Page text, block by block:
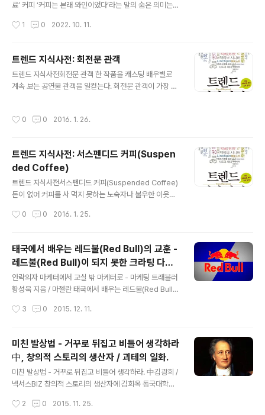
감을 느껴 간장게장을 못먹게 되었다는 사람들이 종종 있
이 꽤 된다. 하지만, 아래에 있는 안도현 시인의 칼럼에 따
료’ 커피 ‘커피는 본래 와인이었다’라는 말의 숨은 의미는?
쉬이 흥분하게 되고 잠들기 어려워진다. 식욕도 사라진다.
세계로 전파시키는 데 크게 기여한 이들이 바로 수피교 수
도사다. 그들은 커피를 마시면 몸에 해롭다는 사실을 딱히
문제 삼지 않았다. 오히려 흥분하기 위해 커피를 마시고, 잠
에서 맨 처음 인류 역사에 등장했을까? 8세기 말 메소포타
1 0 2022. 10. 11.
트렌드 지식사전: 회전문 관객
트렌드 지식사전회전문 관객 한 작품을 캐스팅 배우별로
계속 보는 공연물 관객을 일컫는다. 회전문 관객이 가장 많
을 만큼 충성도가 높다는 말도 나오고 있다. 회전문 관객의
이상이 캐스팅되는 만큼 배우의 컨디션이나 성향에 따라
무대의 컬러와 수준 자체가 달라진다는 점을 잘 알고 있는
관객들은 다른 배우가 하는 작품에 대해서도 관람 욕구가
있고 이 때문에 관객이 증가하는 것으로 분석되고 있다. 회
있다. 여러 번 보면 30~..
0 0 2016. 1. 26.
트렌드 지식사전: 서스펜디드 커피(Suspen
ded Coffee)
트렌드 지식사전서스펜디드 커피(Suspended Coffee)
돈이 없어 커피를 사 먹지 못하는 노숙자나 불우한 이웃을
값을 지급하면서 불우한 이웃의 커피 값도 미리 지급해 보
를 받을 수 있다. '맡겨둔 커피' 혹은 '착한 기부 커피', '커피
기부운동'이라고도 한다. 서스펜디드 커피 운동은 약 100
년 전 이탈리아 남부 나폴리 지방에서 '카페 소스페소(Caff
e Sospeso:맡겨 둔 커피)'라는 이름으로 전해 오던 전통
10일 세계 인권의 날에 즈음해 이탈이아에서 '서스펜디..
0 0 2016. 1. 25.
태국에서 배우는 레드불(Red Bull)의 교훈 -
레드불(Red Bull)이 되지 못한 크라팅 다엥
(Krating Daeng)
안락의자 마케터에서 교실 밖 마케터로 - 마케팅 트래블러
황성욱 지음 / 마젤란 태국에서 배우는 레드불(Red Bull)
ating Daeng) 현재 미국에서 가장 인기 있는 음료 카테고
라는 용어 자체가 생소하지만, 박카스나 비타500 정도를
생각하면 이해가 빠를 것이다. 에너지 드링크는 현재 가장
대중적인 음료 카테고리인 콜라를 대체할 가능성이 가장
높은 무궁무진한 음료시장이다. KOTRA의 조사에 따르
면, 미국에서 2001년 4억달러의 매출을 기록한 이후 200
10년 100억 달러 규모로 성장할 것으로 예상되는 꿈의 시
3 0 2015. 12. 11.
미친 발상법 - 거꾸로 뒤집고 비틀어 생각하라
中, 창의적 스토리의 생산자 / 괴테의 일화.
미친 발상법 - 거꾸로 뒤집고 비틀어 생각하라. 中김광희 /
넥서스BIZ 창의적 스토리의 생산자에 김희옥 동국대학교
기를 만들어 보렴." 어머니가 어린 아들에게 말했다. 아들은
2 0 2015. 11. 25.